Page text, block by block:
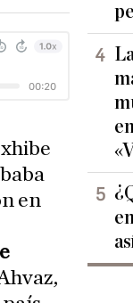
en